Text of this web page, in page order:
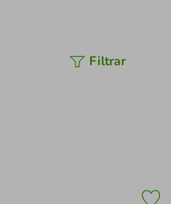
Filtrar